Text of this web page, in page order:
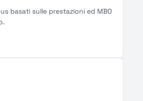
basati sulle prestazioni ed MBO